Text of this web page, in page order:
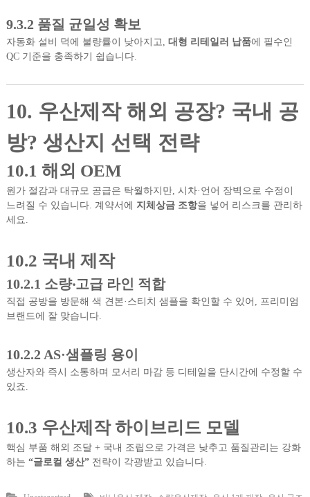
9.3.2 품질 균일성 확보
자동화 설비 덕에 불량률이 낮아지고, 대형 리테일러 납품에 필수인
QC 기준을 충족하기 쉽습니다.
10. 우산제작 해외 공장? 국내 공
방? 생산지 선택 전략
10.1 해외 OEM
원가 절감과 대규모 공급은 탁월하지만, 시차·언어 장벽으로 수정이
느려질 수 있습니다. 계약서에 지체상금 조항을 넣어 리스크를 관리하
세요.
10.2 국내 제작
10.2.1 소량‧고급 라인 적합
직접 공방을 방문해 색 견본·스티치 샘플을 확인할 수 있어, 프리미엄
브랜드에 잘 맞습니다.
10.2.2 AS·샘플링 용이
생산자와 즉시 소통하며 모서리 마감 등 디테일을 단시간에 수정할 수
있죠.
10.3 우산제작 하이브리드 모델
핵심 부품 해외 조달 + 국내 조립으로 가격은 낮추고 품질관리는 강화
하는 “글로컬 생산”전략이 각광받고 있습니다.